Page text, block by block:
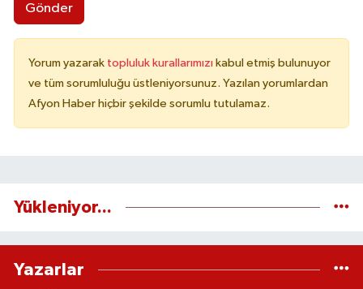
Gönder
Yorum yazarak topluluk kurallarımızı kabul etmiş bulunuyor
ve tüm sorumluluğu üstleniyorsunuz. Yazılan yorumlardan
Afyon Haber hiçbir şekilde sorumlu tutulamaz.
Yükleniyor...
Yazarlar